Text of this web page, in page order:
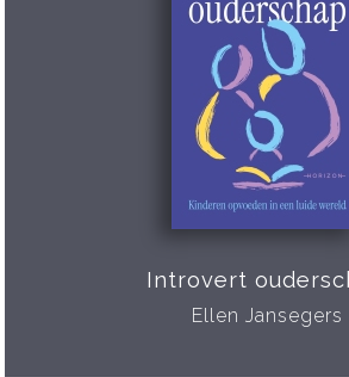
Introvert
Ellen Jansegers